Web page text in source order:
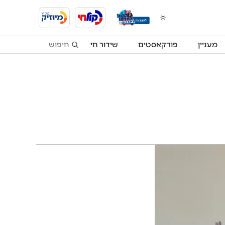
מעניין פודקאסטים שידור חי